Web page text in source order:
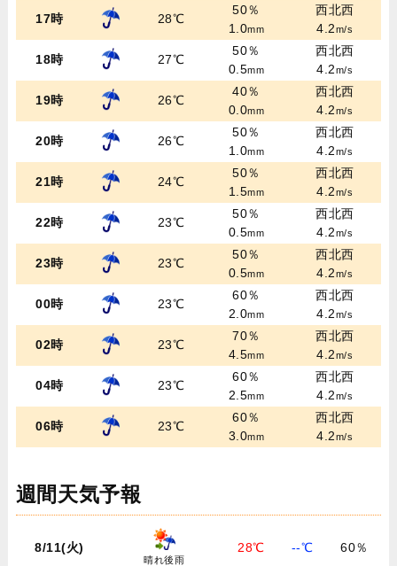
17時 28℃
50％
1.0mm
西北西
4.2m/s
18時 27℃
50％
0.5mm
西北西
4.2m/s
19時 26℃
40％
0.0mm
西北西
4.2m/s
20時 26℃
50％
1.0mm
西北西
4.2m/s
21時 24℃
50％
1.5mm
西北西
4.2m/s
22時 23℃
50％
0.5mm
西北西
4.2m/s
23時 23℃
50％
0.5mm
西北西
4.2m/s
00時 23℃
60％
2.0mm
西北西
4.2m/s
02時 23℃
70％
4.5mm
西北西
4.2m/s
04時 23℃
60％
2.5mm
西北西
4.2m/s
06時 23℃
60％
3.0mm
西北西
4.2m/s
週間天気予報
8/11(火)
晴れ後雨
28℃ --℃ 60％